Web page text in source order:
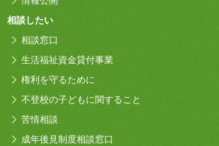
相談したい
相談窓口
生活福祉資金貸付事業
権利を守るために
不登校の子どもに関すること
苦情相談
成年後見制度相談窓口